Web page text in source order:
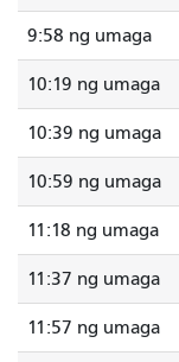
9:58 ng umaga
10:19 ng umaga
10:39 ng umaga
10:59 ng umaga
11:18 ng umaga
11:37 ng umaga
11:57 ng umaga